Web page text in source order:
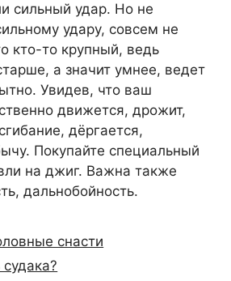
сильный удар. Но не
удару, совсем не
кто-то крупный, ведь
а значит умнее, ведет
Увидев, что ваш
движется, дрожит,
дёргается,
Покупайте специальный
на джиг. Важна также
дальнобойность.
снасти